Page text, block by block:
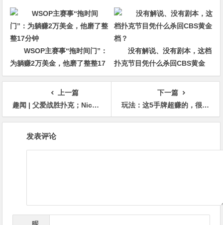
冠军争夺者
WSOP主赛事“拖时间门”：
为躺赚2万美金，他磨了整整17
分钟
没有解说、没有剧本，这档
扑克节目凭什么杀回CBS黄金
档？
上一篇
趣闻 | 父爱战胜扑克；Nick Yunis因第一个孩子出生而放弃比赛
下一篇
玩法：这5手牌超赚的，很多人居然不敢玩
发表评论